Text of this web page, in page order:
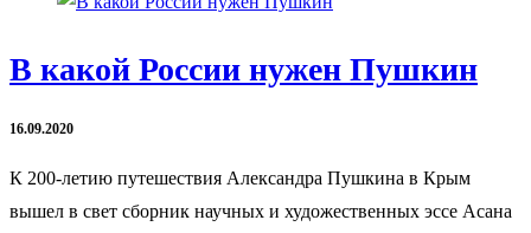
В какой России нужен Пушкин
16.09.2020
К 200-летию путешествия Александра Пушкина в Крым
вышел в свет сборник научных и художественных эссе Асана